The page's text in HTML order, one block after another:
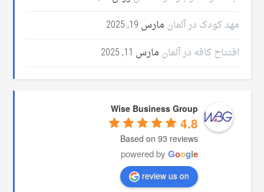
مهد کودک در آلمان مارس 19, 2025
افتتاح کافه در آلمان مارس 11, 2025
Wise Business Group
4.8
Based on 93 reviews
powered by Google
review us on